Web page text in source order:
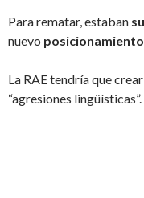
Para rematar, estaban
nuevo posicionamiento
La RAE tendría que
“agresiones